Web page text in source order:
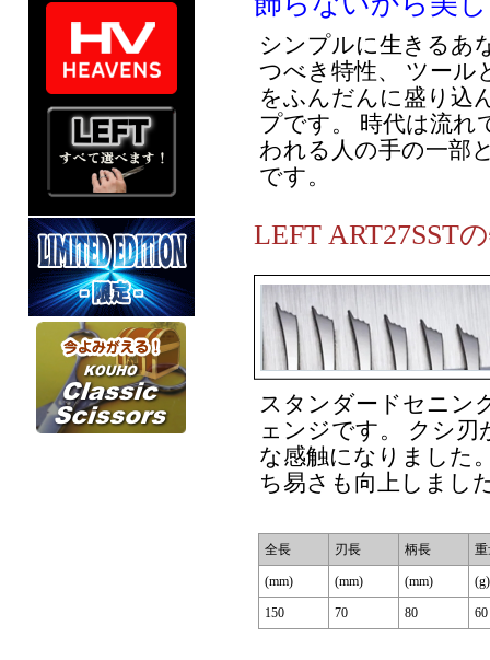
シンプルに生きるあ
つべき特性、 ツール
をふんだんに盛り込
プです。 時代は流れ
われる人の手の一部
です。
LEFT ART27SST
スタンダードセニン
ェンジです。 クシ
な感触になりました
ち易さも向上しまし
全長 刃長 柄長 重
(mm) (mm) (mm) (g)
150 70 80 60